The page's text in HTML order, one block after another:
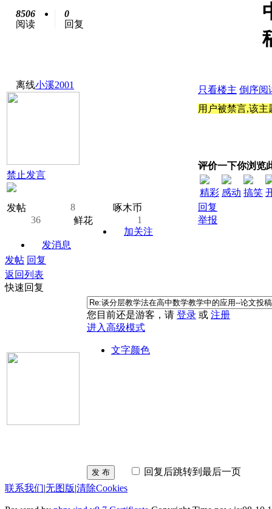
8506
阅读
0
回复
离线小溪2001
禁止发言
发帖 8
啄木币
36
鲜花
1
加关注
发消息
只看楼主 倒序阅
用户被禁言,该主
评价一下你浏览
精彩 感动 搞笑
回复
举报
发帖 回复
返回列表
快速回复
您目前还是游客，请 登录 或 注册
进入高级模式
文字颜色
发 布
回复后跳转到最后一页
联系我们|无图版|清除Cookies